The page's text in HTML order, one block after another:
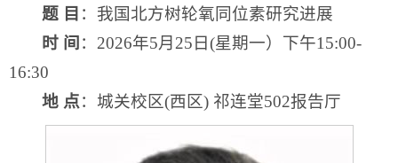
题 目 ：我国北方树轮氧同位素研究进展
时 间 ：2026年5月25日(星期一）下午15:00-
16:30
地 点：城关校区(西区) 祁连堂502报告厅